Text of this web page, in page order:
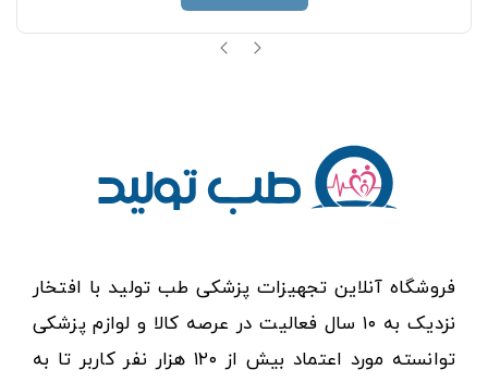
فروشگاه آنلاین تجهیزات پزشکی طب تولید با افتخار
نزدیک به ۱۰ سال فعالیت در عرصه کالا و لوازم پزشکی
توانسته مورد اعتماد بیش از ۱۲۰ هزار نفر کاربر تا به